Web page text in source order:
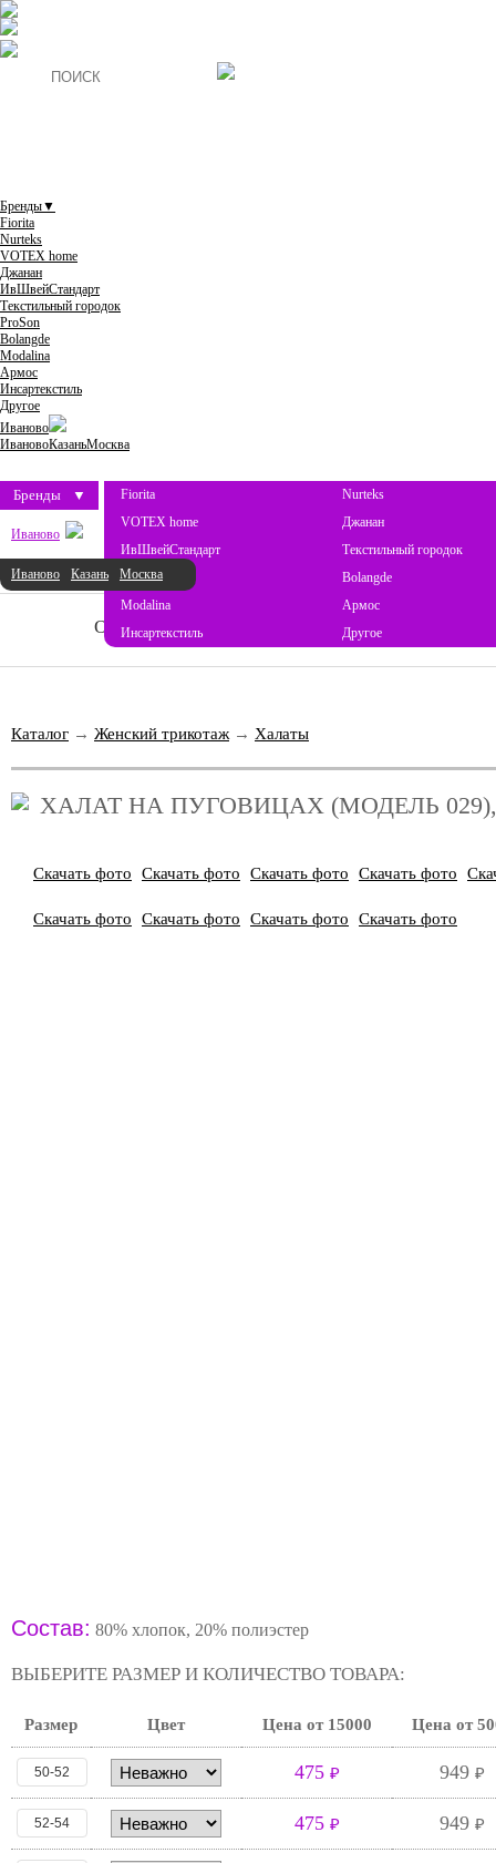
Бренды▼
Fiorita
Nurteks
VOTEX home
Джанан
ИвШвейСтандарт
Текстильный городок
ProSon
Bolangde
Modalina
Армос
Инсартекстиль
Другое
Иваново
ИвановоКазаньМосква
Бренды ▼ Fiorita
Nurteks
VOTEX home
Джанан
ИвШвейСтандарт
Текстильный городок
ProSon
Bolangde
Modalina
Армос
Инсартекстиль
Другое
Иваново
Иваново Казань Москва
О НАС НОВОСТИ КАТАЛОГ
Каталог → Женский трикотаж → Халаты
ХАЛАТ НА ПУГОВИЦАХ (МОДЕЛЬ
Скачать фото Скачать фото Скачать фото Скачать фото
Скачать фото Скачать фото Скачать фото Скачать фото
Состав: 80% хлопок, 20% полиэстер
ВЫБЕРИТЕ РАЗМЕР И КОЛИЧЕСТВО ТОВАРА:
Размер Цвет Цена от 15000 Цена от
50-52 475 ₽ 949 ₽
52-54 475 ₽ 949 ₽